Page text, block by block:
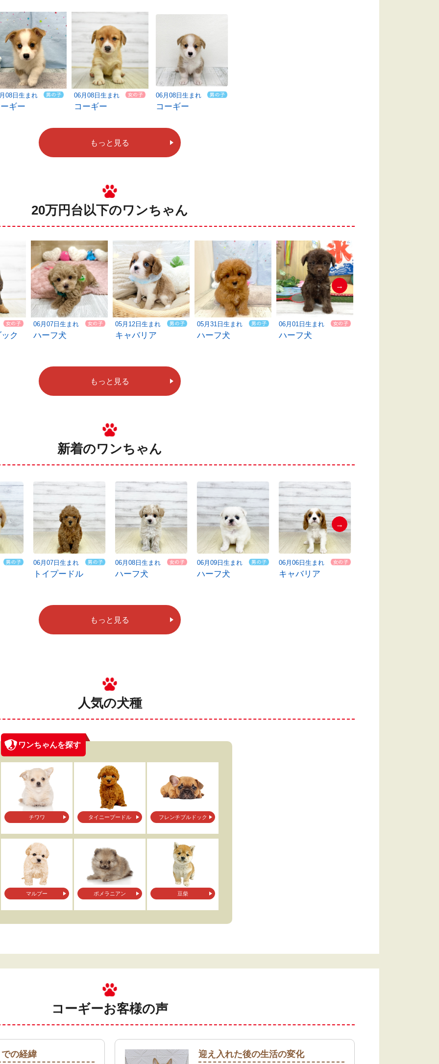
08日生まれ
ギー
06月08日生まれ
コーギー
06月08日生まれ
コーギー
もっと見る
20万円台以下のワンちゃん
ク
06月07日生まれ
ハーフ犬
05月12日生まれ
キャバリア
05月31日生まれ
ハーフ犬
06月01日生まれ
ハーフ犬
→
もっと見る
新着のワンちゃん
06月07日生まれ
トイプードル
06月08日生まれ
ハーフ犬
06月09日生まれ
ハーフ犬
06月06日生まれ
キャバリア
→
もっと見る
人気の犬種
ワンちゃんを探す
チワワ タイニープードル フレンチブルドック
マルプー ポメラニアン 豆柴
コーギーお客様の声
の経緯 迎え入れた後の生活の変化